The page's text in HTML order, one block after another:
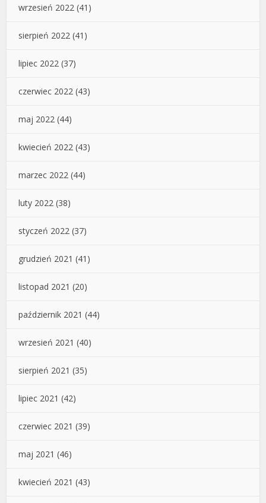
wrzesień 2022 (41)
sierpień 2022 (41)
lipiec 2022 (37)
czerwiec 2022 (43)
maj 2022 (44)
kwiecień 2022 (43)
marzec 2022 (44)
luty 2022 (38)
styczeń 2022 (37)
grudzień 2021 (41)
listopad 2021 (20)
październik 2021 (44)
wrzesień 2021 (40)
sierpień 2021 (35)
lipiec 2021 (42)
czerwiec 2021 (39)
maj 2021 (46)
kwiecień 2021 (43)